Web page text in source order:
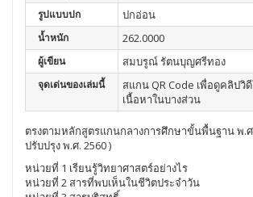
รูปแบบปก ปกอ่อน
น้ำหนัก 262.0000
ผู้เขียน สมบรูณ์ รัตนบุญศรีทอง
จุดเด่นของเล่มนี้
สแกน QR Code เพื่อดูคลิปวิ
เนื้อหาในบางส่วน
ตรงตามหลักสูตรแกนกลางการศึกษาขั้นพื้นฐาน พ.
ปรับปรุง พ.ศ. 2560 )
หน่วยที่ 1 เรียนรู้วิทยาศาสตร์อย่างไร
หน่วยที่ 2 สารที่พบเห็นในชีวิตประจำวัน